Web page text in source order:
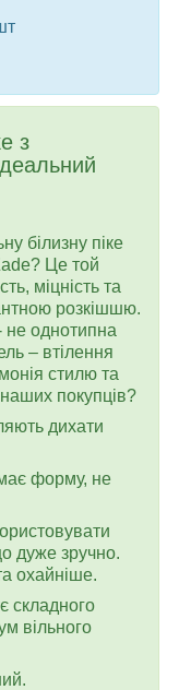
з
білизну піке
Це той
міцність та
розкішшю.
не однотипна
– втілення
стилю та
покупців?
дихати
форму, не
дуже зручно.
охайніше.
складного
вільного